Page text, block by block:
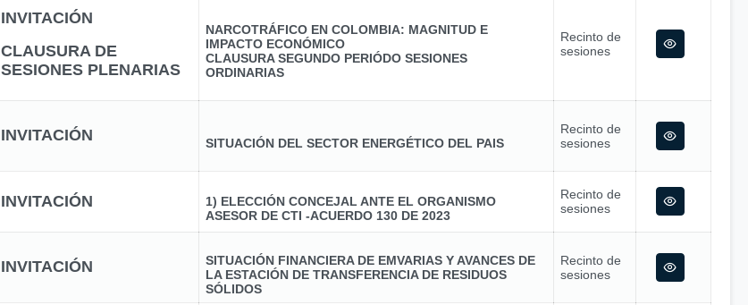
INVITACIÓN
CLAUSURA DE
SESIONES PLENARIAS
NARCOTRÁFICO EN COLOMBIA: MAGNITUD E
IMPACTO ECONÓMICO
CLAUSURA SEGUNDO PERIÓDO SESIONES
ORDINARIAS
Recinto de
sesiones
INVITACIÓN SITUACIÓN DEL SECTOR ENERGÉTICO DEL PAIS
Recinto de
sesiones
INVITACIÓN
1) ELECCIÓN CONCEJAL ANTE EL ORGANISMO
ASESOR DE CTI -ACUERDO 130 DE 2023
Recinto de
sesiones
INVITACIÓN
SITUACIÓN FINANCIERA DE EMVARIAS Y AVANCES DE
LA ESTACIÓN DE TRANSFERENCIA DE RESIDUOS
SÓLIDOS
Recinto de
sesiones